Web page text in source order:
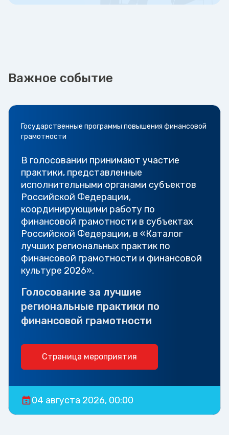
Важное событие
Государственные программы повышения финансовой
грамотности
В голосовании принимают участие
практики, представленные
исполнительными органами субъектов
Российской Федерации,
координирующими работу по
финансовой грамотности в субъектах
Российской Федерации, в «Каталог
лучших региональных практик по
финансовой грамотности и финансовой
культуре 2026».
Голосование за лучшие
региональные практики по
финансовой грамотности
Страница мероприятия
04 августа 2026, 00:00